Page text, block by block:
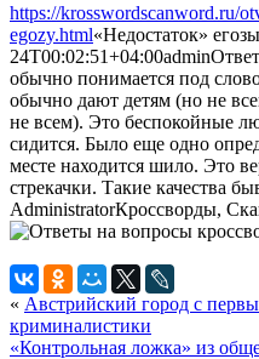
https://krosswordscanword.ru/
egozy.html«Недостаток» егозы
24T00:02:51+04:00admin
обычно понимается под
обычно дают детям (но не
не всем). Это беспокойные
сидится. Было еще одно
месте находится шило. Это
стрекачки. Такие качества
AdministratorКроссворды,
« Австрийский город с
криминалистики
«Контрольная ложка» из